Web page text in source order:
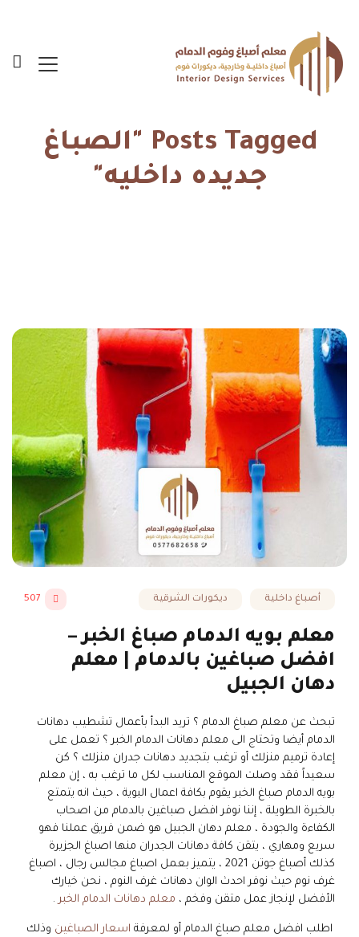
Posts Tagged "الصباغ
جديده داخليه"
أصباغ داخلية ديكورات الشرقية 507
معلم بويه الدمام صباغ الخبر –
افضل صباغين بالدمام | معلم
دهان الجبيل
تبحث عن معلم صباغ الدمام ؟ تريد البدأ بأعمال تشطيب دهانات
الدمام أيضا وتحتاج الى معلم دهانات الدمام الخبر ؟ تعمل على
إعادة ترميم منزلك أو ترغب بتجديد دهانات جدران منزلك ؟ كن
سعيداً فقد وصلت الموقع المناسب لكل ما ترغب به ، إن معلم
بويه الدمام صباغ الخبر يقوم بكافة اعمال البوية ، حيث انه يتمتع
بالخبرة الطويلة ، إننا نوفر افضل صباغين بالدمام من اصحاب
الكفاءة والجودة ، معلم دهان الجبيل هو ضمن فريق عملنا فهو
سريع ومهاري ، يتقن كافة دهانات الجدران منها اصباغ الجزيرة
كذلك أصباغ جوتن 2021 ، يتميز بعمل اصباغ مجالس رجال ، اصباغ
غرف نوم حيث نوفر احدث الوان دهانات غرف النوم ، نحن خيارك
الأفضل لإنجاز عمل متقن وفخم ، معلم دهانات الدمام الخبر.
اطلب افضل معلم صباغ الدمام أو لمعرفة اسعار الصباغين وذلك